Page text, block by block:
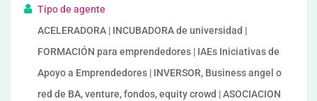
Tipo de agente
ACELERADORA | INCUBADORA de universidad |
FORMACIÓN para emprendedores | IAEs Iniciativas de
Apoyo a Emprendedores | INVERSOR, Business angel o
red de BA, venture, fondos, equity crowd | ASOCIACION